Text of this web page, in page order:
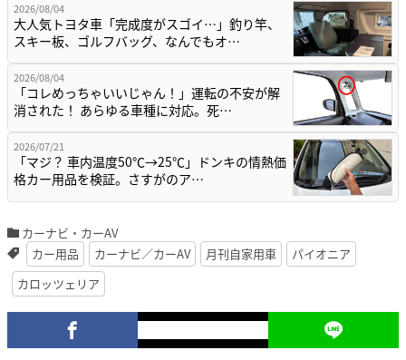
2026/08/04
大人気トヨタ車「完成度がスゴイ…」釣り竿、
スキー板、ゴルフバッグ、なんでもオ…
2026/08/04
「コレめっちゃいいじゃん！」運転の不安が解
消された！ あらゆる車種に対応。死…
2026/07/21
「マジ？ 車内温度50℃→25℃」ドンキの情熱価
格カー用品を検証。さすがのア…
カーナビ・カーAV
カー用品
カーナビ／カーAV 月刊自家用車
パイオニア
カロッツェリア